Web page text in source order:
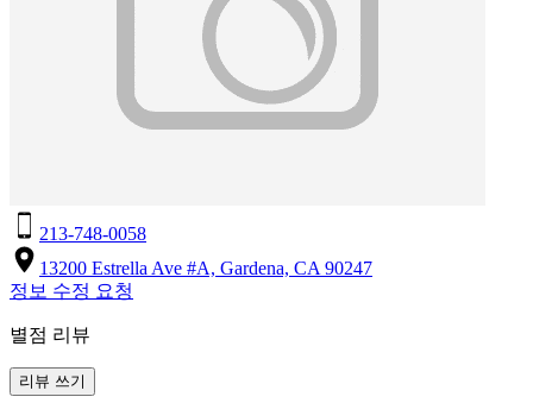
213-748-0058
13200 Estrella Ave #A, Gardena, CA 90247
정보 수정 요청
별점 리뷰
리뷰 쓰기